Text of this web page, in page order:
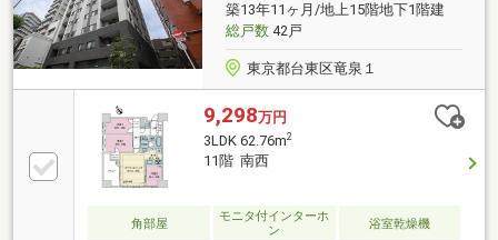
築13年11ヶ月/地上15階地下1階建
総戸数42戸
東京都台東区竜泉１
9,298万円
3LDK 62.76m2
11階 南西
角部屋
モニタ付インターホ
ン
浴室乾燥機